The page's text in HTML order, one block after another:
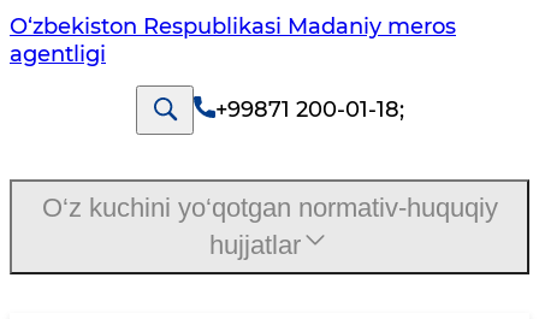
O‘zbekiston Respublikasi Madaniy meros
agentligi
+99871 200-01-18;
O‘z kuchini yo‘qotgan normativ-huquqiy
hujjatlar